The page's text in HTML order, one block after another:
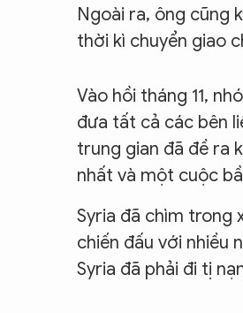
Ngoài ra, ông cũng
thời kì chuyển giao
Vào hồi tháng 11,
đưa tất cả các bên
trung gian đã đề ra
nhất và một cuộc
Syria đã chìm trong
chiến đấu với nhiều
Syria đã phải đi tị